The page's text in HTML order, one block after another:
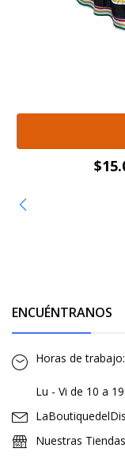
ENCUÉNTRANOS
Horas de trabajo:
Lu - Vi de 10 a
Nuestras Tiendas